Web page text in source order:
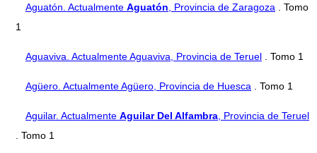
Aguatón. Actualmente Aguatón , Provincia de Zaragoza . Tomo
1
Aguaviva. Actualmente Aguaviva, Provincia de Teruel . Tomo 1
Agüero. Actualmente Agüero, Provincia de Huesca . Tomo 1
Aguilar. Actualmente Aguilar Del Alfambra , Provincia de Teruel
. Tomo 1